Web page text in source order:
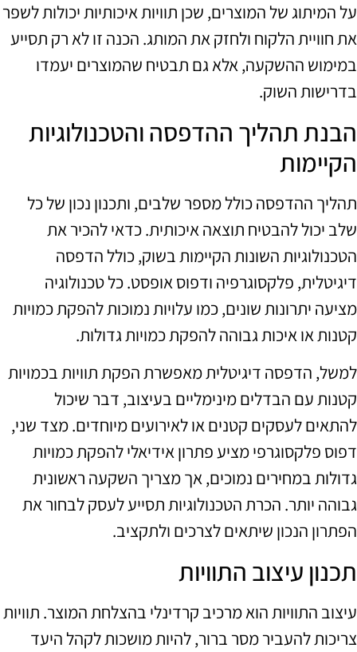
על המיתוג של המוצרים, שכן תוויות איכותיות יכולות לשפר
את חוויית הלקוח ולחזק את המותג. הכנה זו לא רק תסייע
במימוש ההשקעה, אלא גם תבטיח שהמוצרים יעמדו
בדרישות השוק.
הבנת תהליך ההדפסה והטכנולוגיות
הקיימות
תהליך ההדפסה כולל מספר שלבים, ותכנון נכון של כל
שלב יכול להבטיח תוצאה איכותית. כדאי להכיר את
הטכנולוגיות השונות הקיימות בשוק, כולל הדפסה
דיגיטלית, פלקסוגרפיה ודפוס אופסט. כל טכנולוגיה
מציעה יתרונות שונים, כמו עלויות נמוכות להפקת כמויות
קטנות או איכות גבוהה להפקת כמויות גדולות.
למשל, הדפסה דיגיטלית מאפשרת הפקת תוויות בכמויות
קטנות עם הבדלים מינימליים בעיצוב, דבר שיכול
להתאים לעסקים קטנים או לאירועים מיוחדים. מצד שני,
דפוס פלקסוגרפי מציע פתרון אידיאלי להפקת כמויות
גדולות במחירים נמוכים, אך מצריך השקעה ראשונית
גבוהה יותר. הכרת הטכנולוגיות תסייע לעסק לבחור את
הפתרון הנכון שיתאים לצרכים ולתקציב.
תכנון עיצוב התוויות
עיצוב התוויות הוא מרכיב קרדינלי בהצלחת המוצר. תוויות
צריכות להעביר מסר ברור, להיות מושכות לקהל היעד